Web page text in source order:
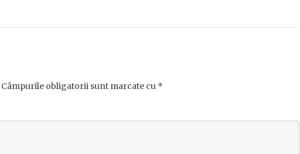
Câmpurile obligatorii sunt marcate cu *